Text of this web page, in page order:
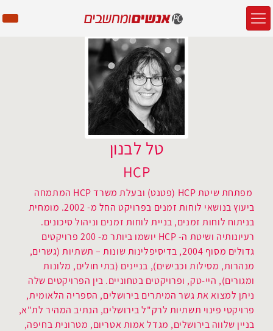
טל לבנון
HCP
מפתחת שיטת HCP (פטנט) ובעלת משרד HCP המתמחה
ביעוץ בנושאי לוחות זמנים בפרויקט החל מ- 2002. מומחית
בניתוח לוחות זמנים, בניית לוחות זמנים וניהול סיכונים.
רעיונותיה ושיטת ה- HCP יושמו ביותר מ- 200 פרויקטים
גדולים מסוף 2004, בדיסיפלינות שונות – תשתיות (גשרים,
מנהרות, מסילות וכבישים), בניינים (בתי חולים, מלונות
ומגורים), היי-טק, ופרויקטים בטחוניים. בין הפרויקטים שלה
ניתן למצוא את גשר המיתרים בירושלים, הספריה הלאומית,
פרויקטי פינוי תשתיות לרק"ל בירושלים, הנתיב המהיר לת"א,
בניין שלווה בירושלים, מגדל אמות אטריום, מטרונית בחיפה,